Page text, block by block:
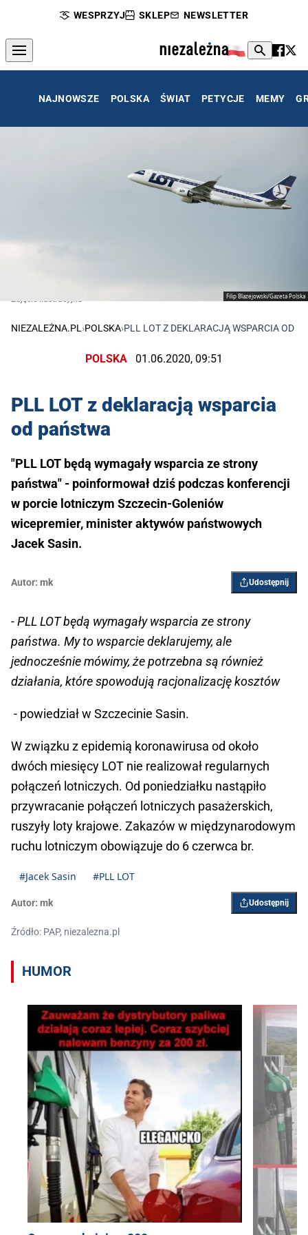
WESPRZYJ SKLEP NEWSLETTER
NAJNOWSZE POLSKA ŚWIAT PETYCJE MEMY
Filip Blazejowski/Gazeta Polska
Zdjęcie ilustracyjne
NIEZALEŻNA.PL›POLSKA›PLL LOT Z DEKLARACJĄ WSPARCIA OD
POLSKA 01.06.2020, 09:51
PLL LOT z deklaracją wsparcia
od państwa
"PLL LOT będą wymagały wsparcia ze strony
państwa" - poinformował dziś podczas konferencji
w porcie lotniczym Szczecin-Goleniów
wicepremier, minister aktywów państwowych
Jacek Sasin.
Autor: mk Udostępnij
- PLL LOT będą wymagały wsparcia ze strony
państwa. My to wsparcie deklarujemy, ale
jednocześnie mówimy, że potrzebna są również
działania, które spowodują racjonalizację kosztów
- powiedział w Szczecinie Sasin.
W związku z epidemią koronawirusa od około
dwóch miesięcy LOT nie realizował regularnych
połączeń lotniczych. Od poniedziałku nastąpiło
przywracanie połączeń lotniczych pasażerskich,
ruszyły loty krajowe. Zakazów w międzynarodowym
ruchu lotniczym obowiązuje do 6 czerwca br.
#Jacek Sasin #PLL LOT
Autor: mk Udostępnij
Źródło: PAP, niezalezna.pl
HUMOR